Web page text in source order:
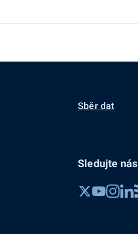
Sběr dat
Sledujte nás